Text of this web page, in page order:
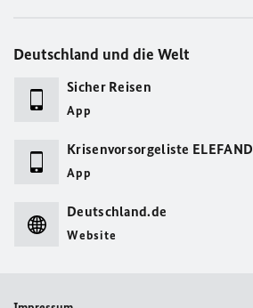
Deutschland und die Welt
Sicher Reisen
App
Krisenvorsorgeliste ELEFAND
App
Deutschland.de
Website